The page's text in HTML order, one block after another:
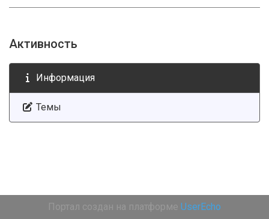
Активность
Информация
Темы
Портал создан на платформе UserEcho